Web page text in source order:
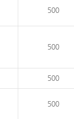
500
500
500
500